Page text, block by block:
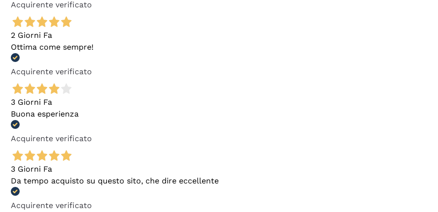
Acquirente verificato
2 Giorni Fa
Ottima come sempre!
Acquirente verificato
3 Giorni Fa
Buona esperienza
Acquirente verificato
3 Giorni Fa
Da tempo acquisto su questo sito, che dire eccellente
Acquirente verificato